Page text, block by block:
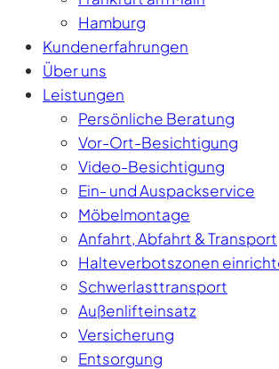
Hamburg
Kundenerfahrungen
Über uns
Leistungen
Persönliche Beratung
Vor-Ort-Besichtigung
Video-Besichtigung
Ein- und Auspackservice
Möbelmontage
Anfahrt, Abfahrt & Transport
Halteverbotszonen
Schwerlasttransport
Außenlifteinsatz
Versicherung
Entsorgung